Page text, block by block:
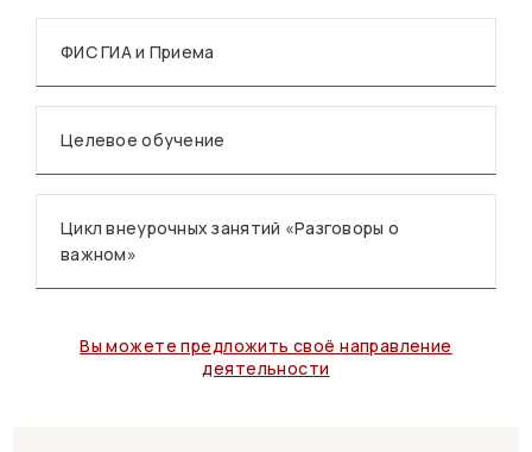
ФИС ГИА и Приема
Целевое обучение
Цикл внеурочных занятий «Разговоры о
важном»
Вы можете предложить своё направление
деятельности